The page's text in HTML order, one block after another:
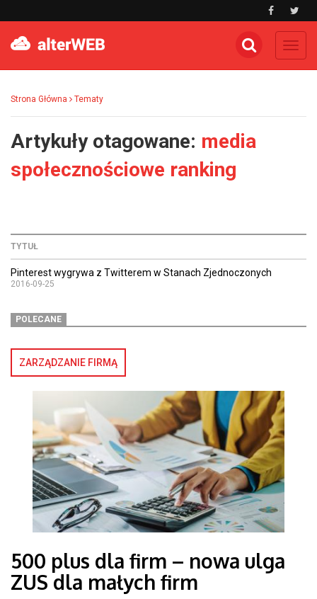
Strona Główna Tematy
Artykuły otagowane: media
społecznościowe ranking
TYTUŁ
Pinterest wygrywa z Twitterem w Stanach Zjednoczonych
2016-09-25
POLECANE
ZARZĄDZANIE FIRMĄ
500 plus dla firm – nowa ulga
ZUS dla małych firm